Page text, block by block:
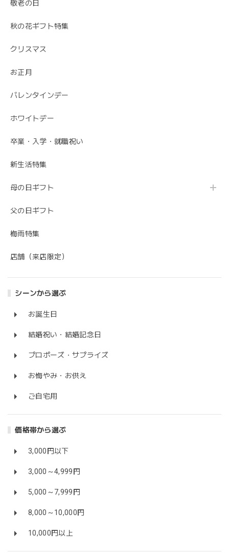
敬老の日
秋の花ギフト特集
クリスマス
お正月
バレンタインデー
ホワイトデー
卒業・入学・就職祝い
新生活特集
母の日ギフト
父の日ギフト
梅雨特集
店舗（来店限定）
シーンから選ぶ
お誕生日
結婚祝い・結婚記念日
プロポーズ・サプライズ
お悔やみ・お供え
ご自宅用
価格帯から選ぶ
3,000円以下
3,000～4,999円
5,000～7,999円
8,000～10,000円
10,000円以上